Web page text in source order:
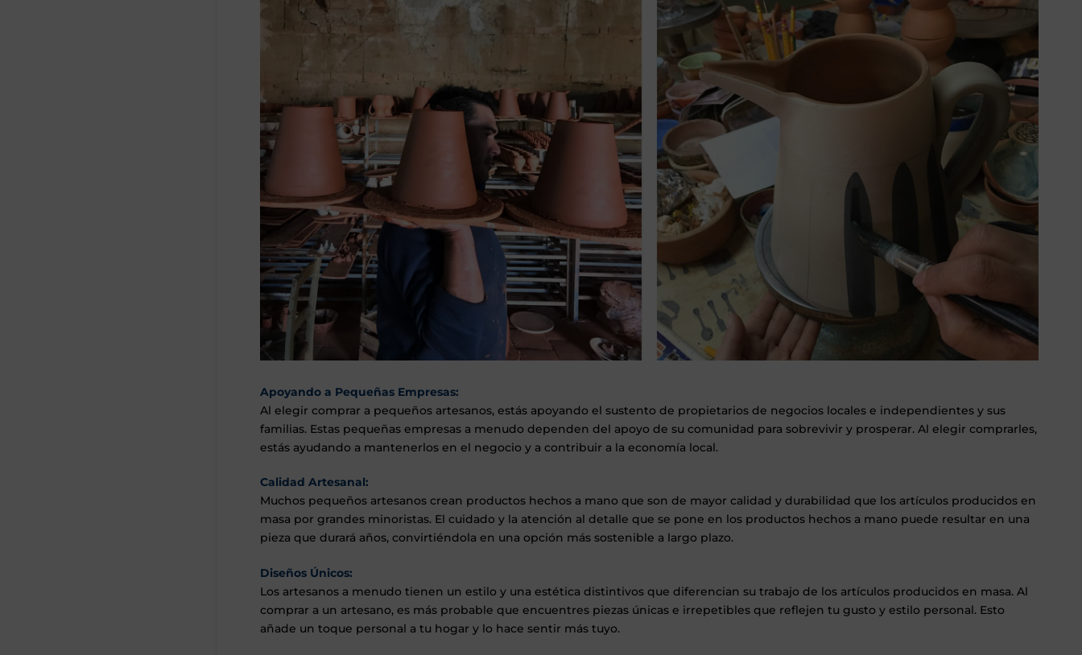
Apoyando a Pequeñas Empresas:
Al elegir comprar a pequeños artesanos, estás apoyando el sustento de propietarios de negocios locales e independientes y sus
familias. Estas pequeñas empresas a menudo dependen del apoyo de su comunidad para sobrevivir y prosperar. Al elegir comprarles,
estás ayudando a mantenerlos en el negocio y a contribuir a la economía local.
Calidad Artesanal:
Muchos pequeños artesanos crean productos hechos a mano que son de mayor calidad y durabilidad que los artículos producidos en
masa por grandes minoristas. El cuidado y la atención al detalle que se pone en los productos hechos a mano puede resultar en una
pieza que durará años, convirtiéndola en una opción más sostenible a largo plazo.
Diseños Únicos:
Los artesanos a menudo tienen un estilo y una estética distintivos que diferencian su trabajo de los artículos producidos en masa. Al
comprar a un artesano, es más probable que encuentres piezas únicas e irrepetibles que reflejen tu gusto y estilo personal. Esto
añade un toque personal a tu hogar y lo hace sentir más tuyo.